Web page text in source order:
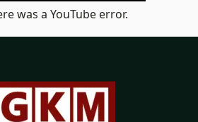
was a YouTube error.